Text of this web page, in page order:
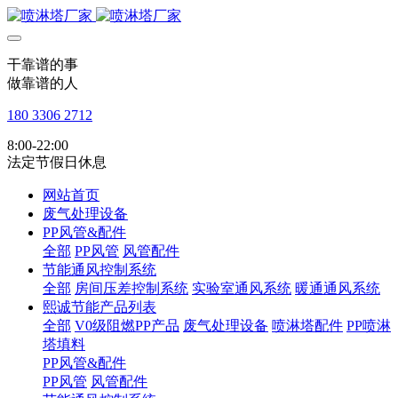
干靠谱的事
做靠谱的人
180 3306 2712
8:00-22:00
法定节假日休息
网站首页
废气处理设备
PP风管&配件
全部 PP风管 风管配件
节能通风控制系统
全部 房间压差控制系统 实验室通风系统 暖通通风系统
熙诚节能产品列表
全部 V0级阻燃PP产品 废气处理设备 喷淋塔配件 PP喷淋
塔填料
PP风管&配件
PP风管 风管配件